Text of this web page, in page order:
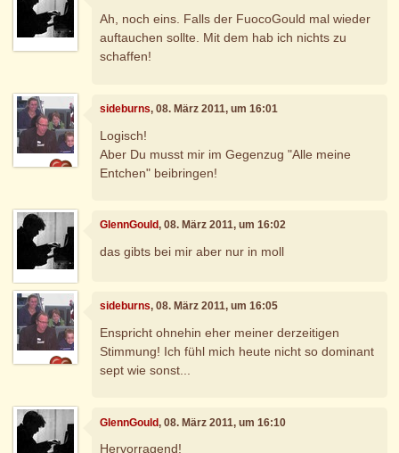
Ah, noch eins. Falls der FuocoGould mal wieder
auftauchen sollte. Mit dem hab ich nichts zu
schaffen!
sideburns, 08. März 2011, um 16:01
Logisch!
Aber Du musst mir im Gegenzug "Alle meine
Entchen" beibringen!
GlennGould, 08. März 2011, um 16:02
das gibts bei mir aber nur in moll
sideburns, 08. März 2011, um 16:05
Enspricht ohnehin eher meiner derzeitigen
Stimmung! Ich fühl mich heute nicht so dominant
sept wie sonst...
GlennGould, 08. März 2011, um 16:10
Hervorragend!